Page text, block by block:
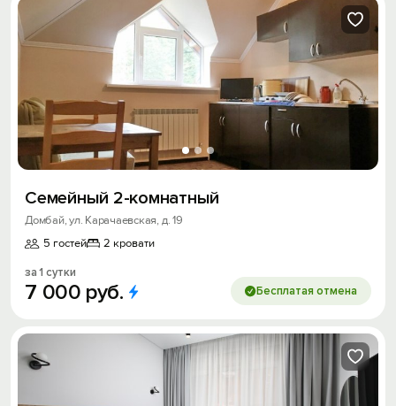
Семейный 2-комнатный
Домбай, ул. Карачаевская, д. 19
5 гостей
2 кровати
за 1 сутки
7 000 руб. Бесплатая отмена